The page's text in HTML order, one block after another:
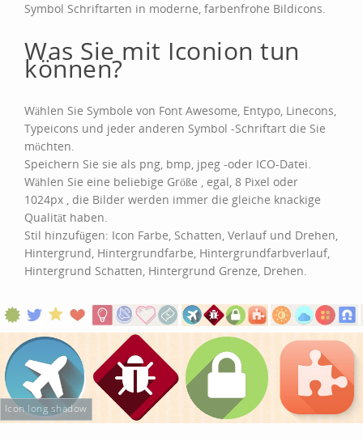
Symbol Schriftarten in moderne, farbenfrohe Bildicons.
Was Sie mit Iconion tun
können?
Wählen Sie Symbole von Font Awesome, Entypo, Linecons,
Typeicons und jeder anderen Symbol -Schriftart die Sie
möchten.
Speichern Sie sie als png, bmp, jpeg -oder ICO-Datei.
Wählen Sie eine beliebige Größe , egal, 8 Pixel oder
1024px , die Bilder werden immer die gleiche knackige
Qualität haben.
Stil hinzufügen: Icon Farbe, Schatten, Verlauf und Drehen,
Hintergrund, Hintergrundfarbe, Hintergrundfarbverlauf,
Hintergrund Schatten, Hintergrund Grenze, Drehen.
Icon long shadow